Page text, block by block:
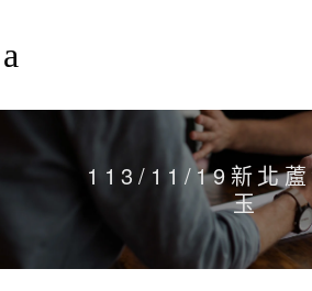
113/11/19新北
玉